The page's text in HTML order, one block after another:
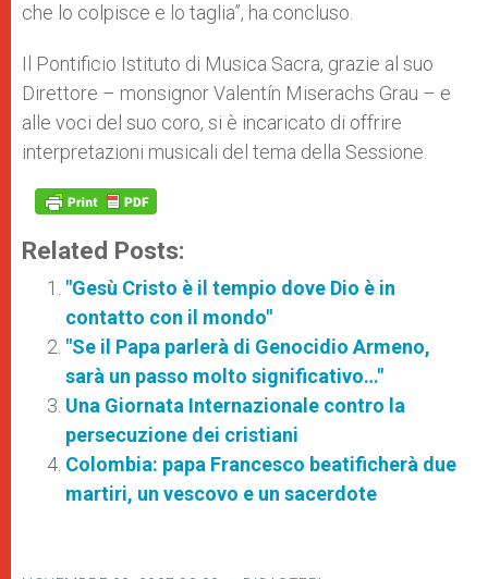
che lo colpisce e lo taglia”, ha concluso.
Il Pontificio Istituto di Musica Sacra, grazie al suo
Direttore – monsignor Valentín Miserachs Grau – e
alle voci del suo coro, si è incaricato di offrire
interpretazioni musicali del tema della Sessione.
Related Posts:
"Gesù Cristo è il tempio dove Dio è in
contatto con il mondo"
"Se il Papa parlerà di Genocidio Armeno,
sarà un passo molto significativo…"
Una Giornata Internazionale contro la
persecuzione dei cristiani
Colombia: papa Francesco beatificherà due
martiri, un vescovo e un sacerdote